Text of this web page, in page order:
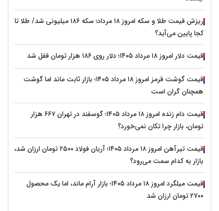
ریزش قیمت طلا و سکه امروز ۱۸ مرداد؛ سکه ۱۸۶ میلیونی شد/ طلا تا
کجا پایین می‌آید؟
قیمت دلار امروز ۱۸ مرداد ۱۴۰۵؛ دلار روی ۱۸۶ هزار تومان قفل شد
قیمت گوشت قرمز امروز ۱۸ مرداد ۱۴۰۵؛ بازار ثابت ماند اما گوشت
همچنان گران است
قیمت دام زنده امروز ۱۸ مرداد ۱۴۰۵؛ گوسفند در تهران ۶۶۷ هزار
تومان، بازار چرا تکان نمی‌خورد؟
قیمت تیرآهن امروز ۱۸ مرداد ۱۴۰۵؛ آریان فولاد ۲۵۰۰ تومان ارزان شد،
بازار به کدام سمت می‌رود؟
قیمت میلگرد امروز ۱۸ مرداد ۱۴۰۵؛ بازار آرام ماند، اما یک محصول
۲۷۰۰ تومان ارزان شد